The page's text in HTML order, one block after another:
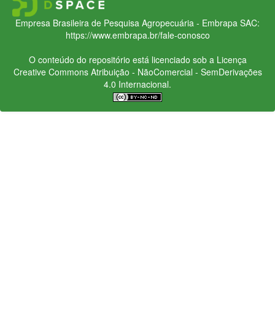
Empresa Brasileira de Pesquisa Agropecuária - Embrapa SAC:
https://www.embrapa.br/fale-conosco
O conteúdo do repositório está licenciado sob a Licença
Creative CommonsAtribuição - NãoComercial - SemDerivações
4.0 Internacional.